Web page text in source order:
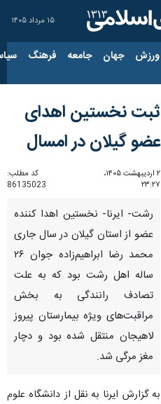
۱۵ مرداد ۱۴۰۵
ورزش جهان جامعه فرهنگ
ثبت نخستین اهدای
عضو گیلان در امسال
۲ اردیبهشت ۱۴۰۵،
۲۳:۲۷
کد مطلب:
86135023
رشت- ایرنا- نخستین اهدا کننده‌
عضو از استان گیلان در سال جاری
محمد رضا ابراهیم‌زاده جوان ۲۶
ساله اهل رشت بود که به علت
تصادف رانندگی به بخش
مراقبت‌های ویژه بیمارستان پیروز
لاهیجان منتقل شده بود و دچار
مغز مرگی شد.
به گزارش ایرنا به نقل از دانشگاه علوم